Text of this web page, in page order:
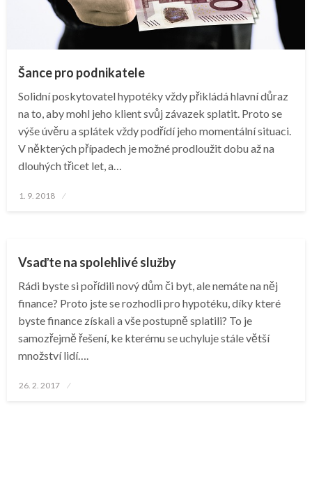
Šance pro podnikatele
Solidní poskytovatel hypotéky vždy přikládá hlavní důraz
na to, aby mohl jeho klient svůj závazek splatit. Proto se
výše úvěru a splátek vždy podřídí jeho momentální situaci.
V některých případech je možné prodloužit dobu až na
dlouhých třicet let, a…
Posted
1. 9. 2018
Vsaďte na spolehlivé služby
Rádi byste si pořídili nový dům či byt, ale nemáte na něj
finance? Proto jste se rozhodli pro hypotéku, díky které
byste finance získali a vše postupně splatili? To je
samozřejmě řešení, ke kterému se uchyluje stále větší
množství lidí….
Posted
26. 2. 2017